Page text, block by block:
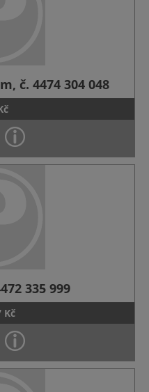
č. 4474 304 048
335 999
Kč